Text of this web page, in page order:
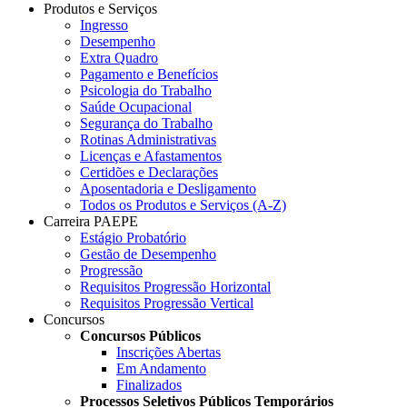
Produtos e Serviços
Ingresso
Desempenho
Extra Quadro
Pagamento e Benefícios
Psicologia do Trabalho
Saúde Ocupacional
Segurança do Trabalho
Rotinas Administrativas
Licenças e Afastamentos
Certidões e Declarações
Aposentadoria e Desligamento
Todos os Produtos e Serviços (A-Z)
Carreira PAEPE
Estágio Probatório
Gestão de Desempenho
Progressão
Requisitos Progressão Horizontal
Requisitos Progressão Vertical
Concursos
Concursos Públicos
Inscrições Abertas
Em Andamento
Finalizados
Processos Seletivos Públicos Temporários